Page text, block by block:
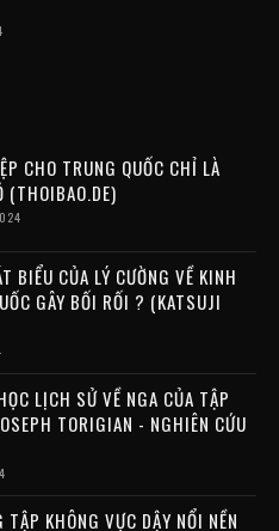
CHO TRUNG QUỐC CHỈ LÀ
(THOIBAO.DE)
BIỂU CỦA LÝ CƯỜNG VỀ KINH
GÂY BỐI RỐI ? (KATSUJI
LỊCH SỬ VỀ NGA CỦA TẬP
TORIGIAN - NGHIÊN CỨU
TẬP KHÔNG VỰC DẬY NỔI NỀN